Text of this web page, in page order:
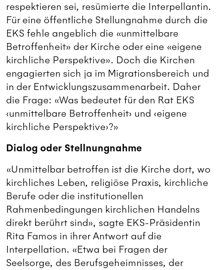
respektieren sei, resümierte die Interpellantin.
Für eine öffentliche Stellungnahme durch die
EKS fehle angeblich die «unmittelbare
Betroffenheit» der Kirche oder eine «eigene
kirchliche Perspektive». Doch die Kirchen
engagierten sich ja im Migrationsbereich und
in der Entwicklungszusammenarbeit. Daher
die Frage: «Was bedeutet für den Rat EKS
‹unmittelbare Betroffenheit› und ‹eigene
kirchliche Perspektive›?»
Dialog oder Stellnungnahme
«Unmittelbar betroffen ist die Kirche dort, wo
kirchliches Leben, religiöse Praxis, kirchliche
Berufe oder die institutionellen
Rahmenbedingungen kirchlichen Handelns
direkt berührt sind», sagte EKS-Präsidentin
Rita Famos in ihrer Antwort auf die
Interpellation. «Etwa bei Fragen der
Seelsorge, des Berufsgeheimnisses, der